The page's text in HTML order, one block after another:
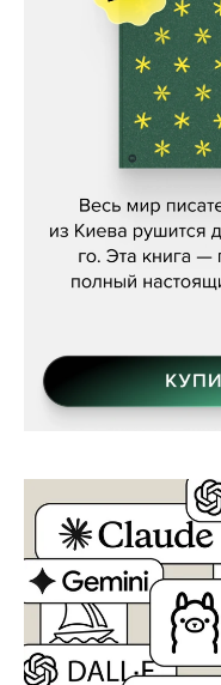
Женя